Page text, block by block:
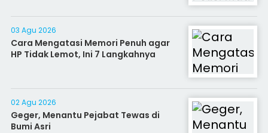
03 Agu 2026
Cara Mengatasi Memori Penuh agar
HP Tidak Lemot, Ini 7 Langkahnya
02 Agu 2026
Geger, Menantu Pejabat Tewas di
Bumi Asri